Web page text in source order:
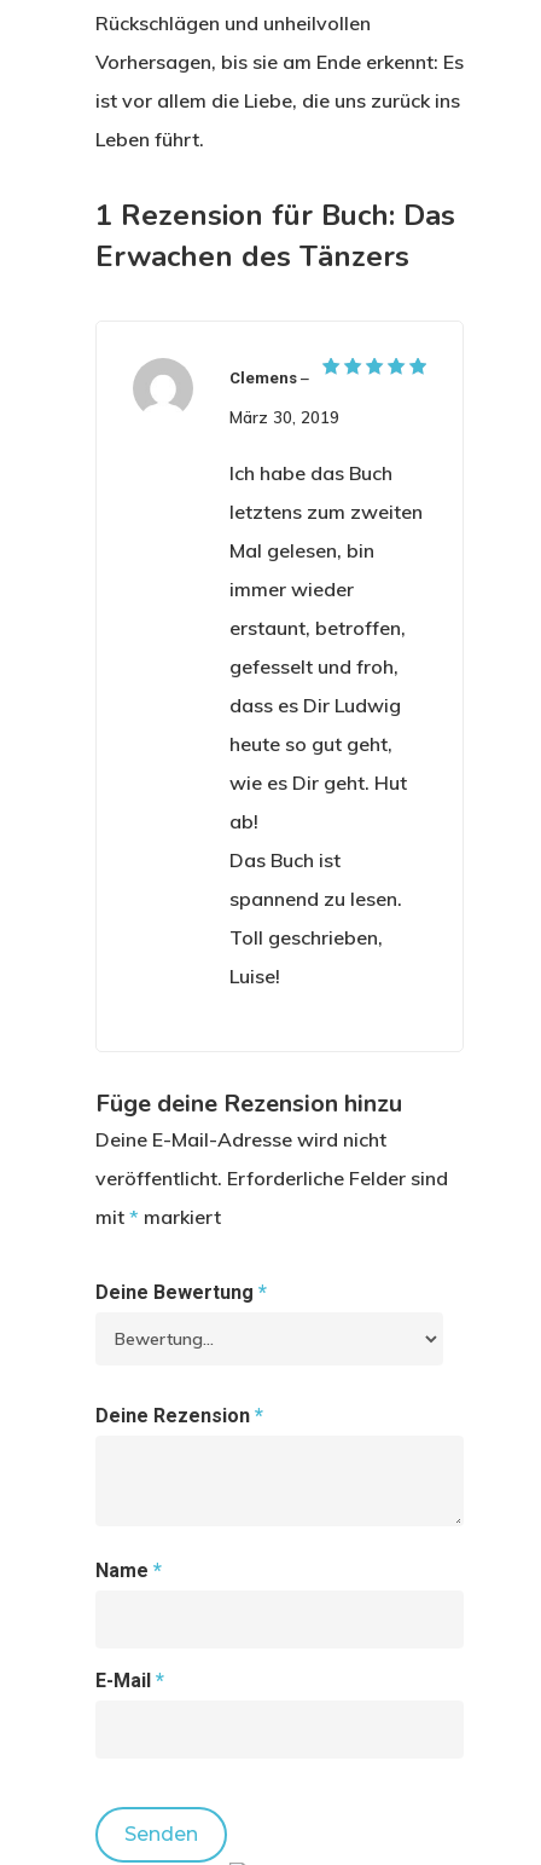
Rückschlägen und unheilvollen
Vorhersagen, bis sie am Ende erkennt: Es
ist vor allem die Liebe, die uns zurück ins
Leben führt.
1 Rezension für Buch: Das
Erwachen des Tänzers
von 5
Clemens –
März 30, 2019
Ich habe das Buch
letztens zum zweiten
Mal gelesen, bin
immer wieder
erstaunt, betroffen,
gefesselt und froh,
dass es Dir Ludwig
heute so gut geht,
wie es Dir geht. Hut
ab!
Das Buch ist
spannend zu lesen.
Toll geschrieben,
Luise!
Füge deine Rezension hinzu
Deine E-Mail-Adresse wird nicht
veröffentlicht. Erforderliche Felder sind
mit * markiert
Deine Bewertung *
Deine Rezension *
Name *
E-Mail *